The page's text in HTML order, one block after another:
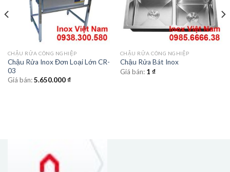
CHẬU RỬA CÔNG NGHIỆP
Chậu Rửa Inox Đơn Loại Lớn CR-
03
Giá bán:5.650.000₫
CHẬU RỬA CÔNG NGHIỆP
Chậu Rửa Bát Inox
Giá bán: 1 ₫